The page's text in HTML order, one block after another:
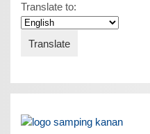
Translate to: